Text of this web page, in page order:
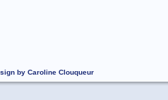
by Caroline Clouqueur